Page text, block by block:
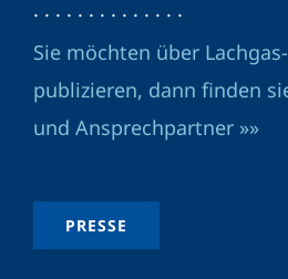
· · · · · · · · · · · · · ·
Sie möchten über
publizieren, dann finden
und Ansprechpartner »»
PRESSE